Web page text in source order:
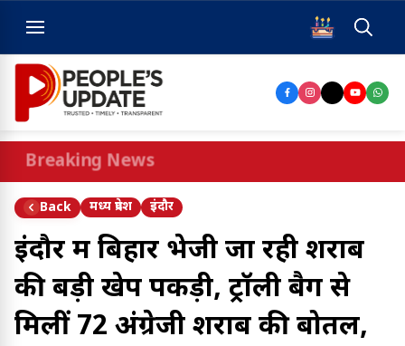
Breaking News
Back मध्य प्रदेश इंदौर
इंदौर में बिहार भेजी जा रही शराब
की बड़ी खेप पकड़ी, ट्रॉली बैग से
मिलीं 72 अंग्रेजी शराब की बोतलें,